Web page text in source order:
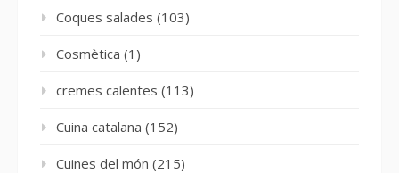
Coques salades (103)
Cosmètica (1)
cremes calentes (113)
Cuina catalana (152)
Cuines del món (215)